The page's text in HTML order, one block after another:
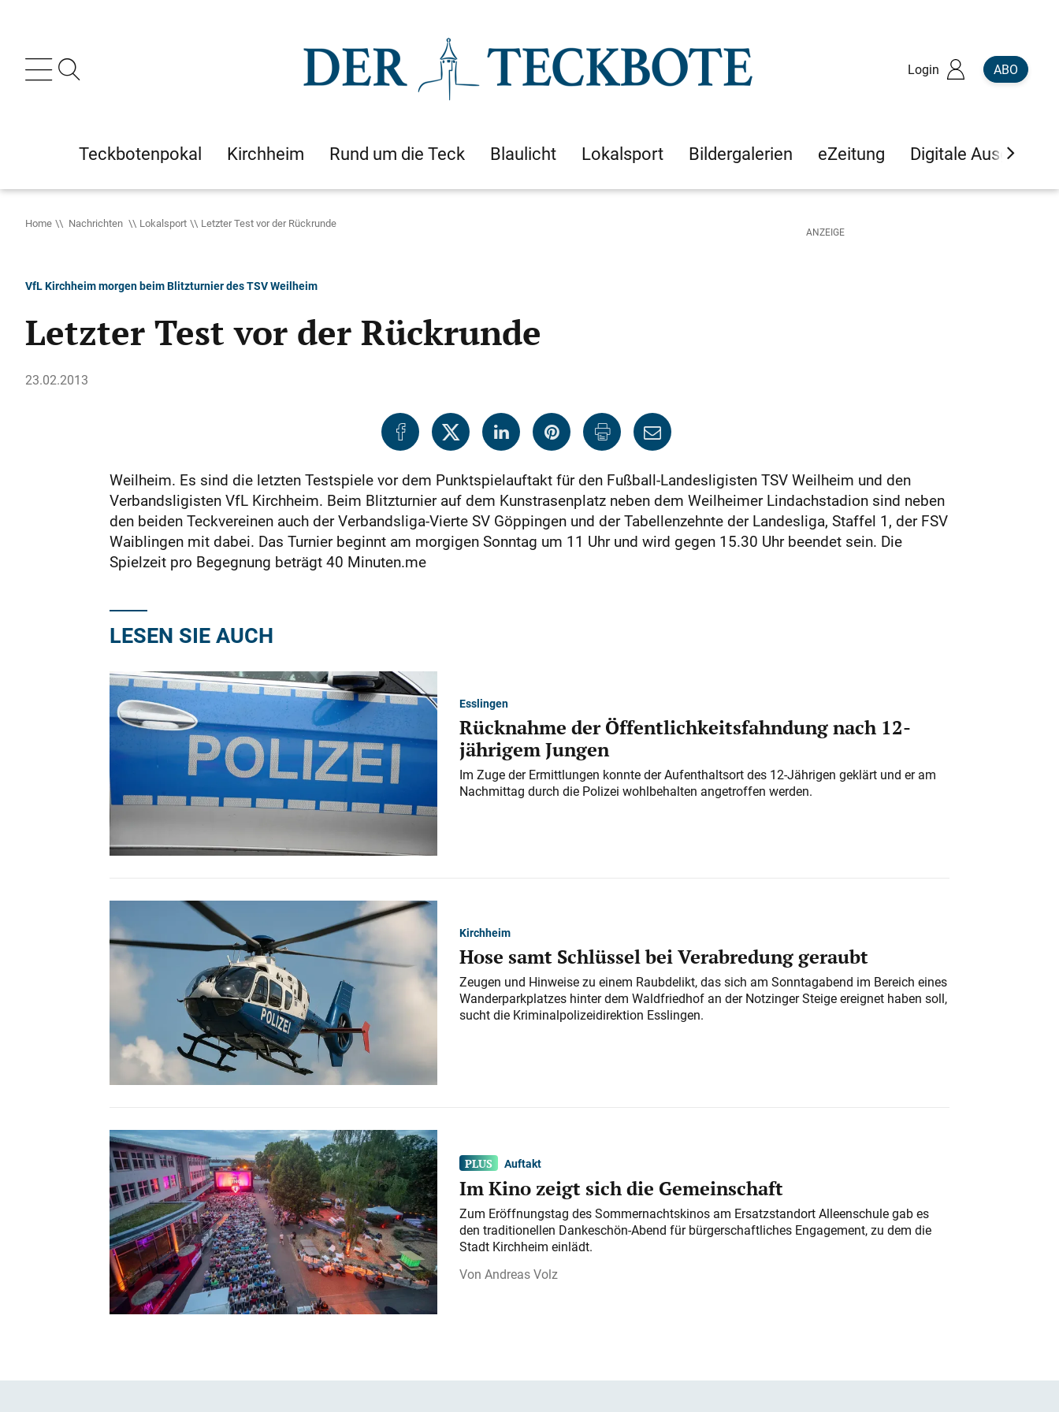
Login ABO
Teckbotenpokal Kirchheim Rund um die Teck Blaulicht Lokalsport Bildergalerien eZeitung Digitale Ausgaben
Home Nachrichten Lokalsport Letzter Test vor der Rückrunde
VfL Kirchheim morgen beim Blitzturnier des TSV Weilheim
Letzter Test vor der Rückrunde
23.02.2013
Weilheim. Es sind die letzten Testspiele vor dem Punktspielauftakt für den Fußball-Landesligisten TSV Weilheim und den
Verbandsligisten VfL Kirchheim. Beim Blitzturnier auf dem Kunstrasenplatz neben dem Weilheimer Lindachstadion sind neben
den beiden Teckvereinen auch der Verbandsliga-Vierte SV Göppingen und der Tabellenzehnte der Landesliga, Staffel 1, der FSV
Waiblingen mit dabei. Das Turnier beginnt am morgigen Sonntag um 11 Uhr und wird gegen 15.30 Uhr beendet sein. Die
Spielzeit pro Begegnung beträgt 40 Minuten.me
LESEN SIE AUCH
Esslingen
Rücknahme der Öffentlichkeitsfahndung nach 12-
jährigem Jungen
Im Zuge der Ermittlungen konnte der Aufenthaltsort des 12-Jährigen geklärt und er am
Nachmittag durch die Polizei wohlbehalten angetroffen werden.
Kirchheim
Hose samt Schlüssel bei Verabredung geraubt
Zeugen und Hinweise zu einem Raubdelikt, das sich am Sonntagabend im Bereich eines
Wanderparkplatzes hinter dem Waldfriedhof an der Notzinger Steige ereignet haben soll,
sucht die Kriminalpolizeidirektion Esslingen.
Auftakt
Im Kino zeigt sich die Gemeinschaft
Zum Eröffnungstag des Sommernachtskinos am Ersatzstandort Alleenschule gab es
den traditionellen Dankeschön-Abend für bürgerschaftliches Engagement, zu dem die
Stadt Kirchheim einlädt.
Andreas Volz